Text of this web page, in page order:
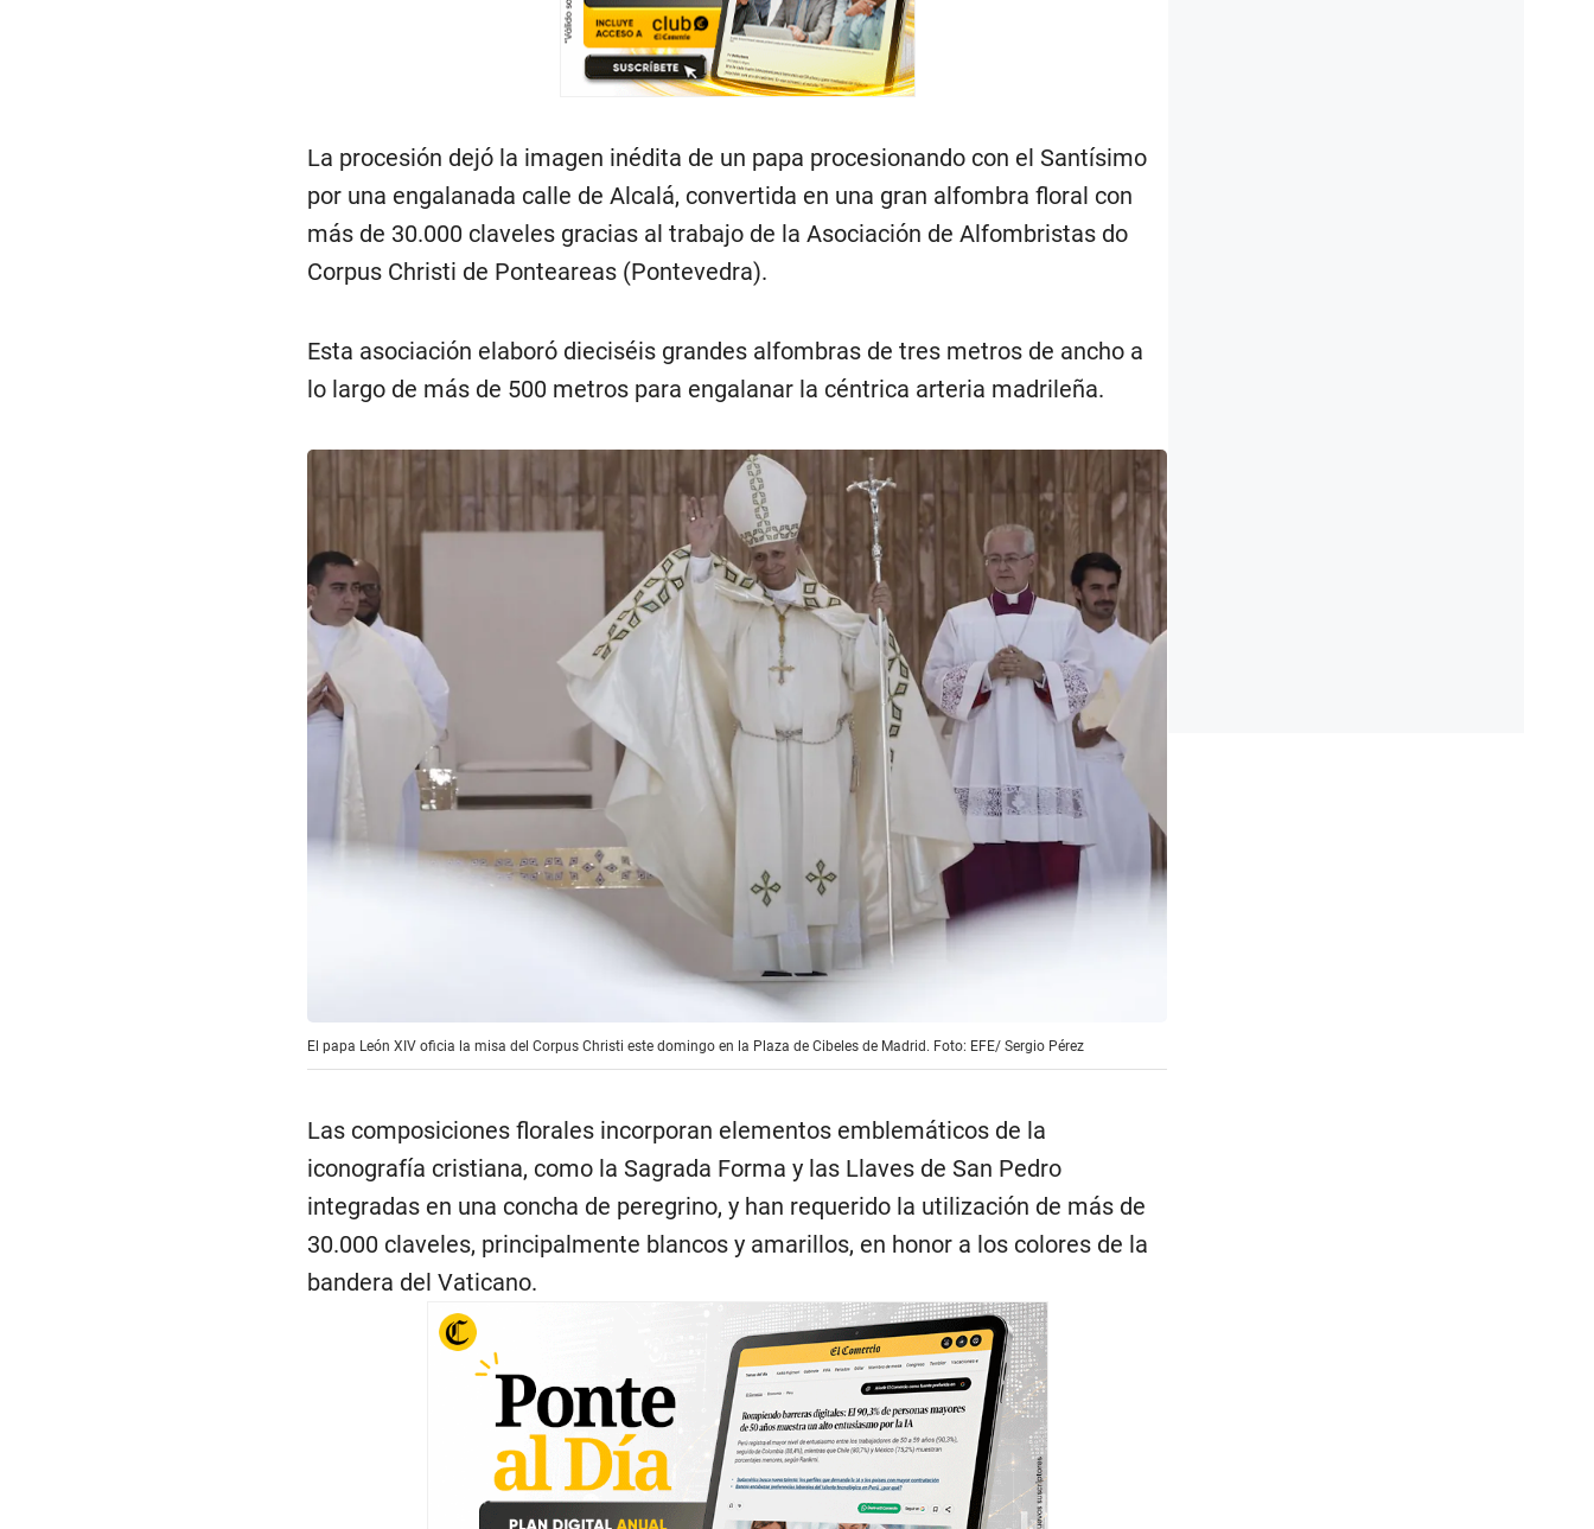
La procesión dejó la imagen inédita de un papa procesionando con el Santísimo
por una engalanada calle de Alcalá, convertida en una gran alfombra floral con
más de 30.000 claveles gracias al trabajo de la Asociación de Alfombristas do
Corpus Christi de Ponteareas (Pontevedra).
Esta asociación elaboró dieciséis grandes alfombras de tres metros de ancho a
lo largo de más de 500 metros para engalanar la céntrica arteria madrileña.
El papa León XIV oficia la misa del Corpus Christi este domingo en la Plaza de Cibeles de Madrid. Foto: EFE/ Sergio Pérez
Las composiciones florales incorporan elementos emblemáticos de la
iconografía cristiana, como la Sagrada Forma y las Llaves de San Pedro
integradas en una concha de peregrino, y han requerido la utilización de más de
30.000 claveles, principalmente blancos y amarillos, en honor a los colores de la
bandera del Vaticano.